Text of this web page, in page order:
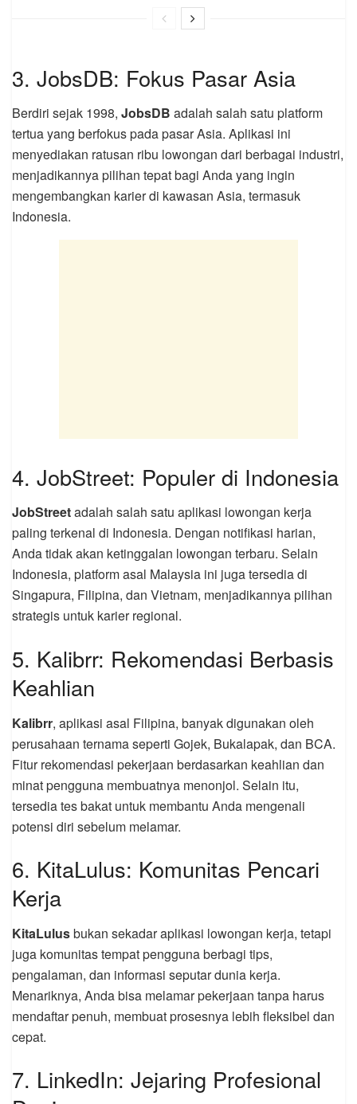
3. JobsDB: Fokus Pasar Asia
Berdiri sejak 1998, JobsDB adalah salah satu platform
tertua yang berfokus pada pasar Asia. Aplikasi ini
menyediakan ratusan ribu lowongan dari berbagai industri,
menjadikannya pilihan tepat bagi Anda yang ingin
mengembangkan karier di kawasan Asia, termasuk
Indonesia.
4. JobStreet: Populer di Indonesia
JobStreetadalah salah satu aplikasi lowongan kerja
paling terkenal di Indonesia. Dengan notifikasi harian,
Anda tidak akan ketinggalan lowongan terbaru. Selain
Indonesia, platform asal Malaysia ini juga tersedia di
Singapura, Filipina, dan Vietnam, menjadikannya pilihan
strategis untuk karier regional.
5. Kalibrr: Rekomendasi Berbasis
Keahlian
Kalibrr, aplikasi asal Filipina, banyak digunakan oleh
perusahaan ternama seperti Gojek, Bukalapak, dan BCA.
Fitur rekomendasi pekerjaan berdasarkan keahlian dan
minat pengguna membuatnya menonjol. Selain itu,
tersedia tes bakat untuk membantu Anda mengenali
potensi diri sebelum melamar.
6. KitaLulus: Komunitas Pencari
Kerja
KitaLulusbukan sekadar aplikasi lowongan kerja, tetapi
juga komunitas tempat pengguna berbagi tips,
pengalaman, dan informasi seputar dunia kerja.
Menariknya, Anda bisa melamar pekerjaan tanpa harus
mendaftar penuh, membuat prosesnya lebih fleksibel dan
cepat.
7. LinkedIn: Jejaring Profesional